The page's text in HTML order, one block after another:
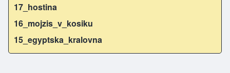
17_hostina
16_mojzis_v_kosiku
15_egyptska_kralovna